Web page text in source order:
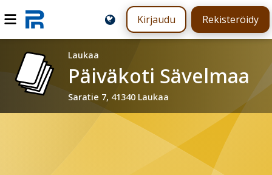
Kirjaudu Rekisteröidy
Laukaa
Päiväkoti Sävelmaa
Saratie 7, 41340 Laukaa